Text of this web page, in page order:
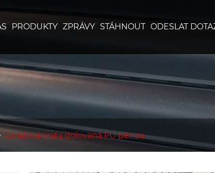
PRODUKTY ZPRÁVY STÁHNOUT ODESLAT
Garážová vrata izolovaná PU pěnou